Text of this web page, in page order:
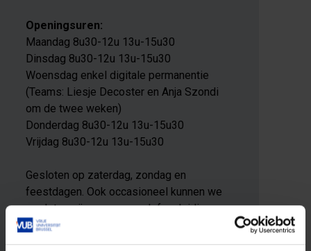
Openingsuren:
Maandag 8u30-12u 13u-15u30
Dinsdag 8u30-12u 13u-15u30
Woensdag enkel digitale permanentie
(Teams: Liesje Decoster en Anja Szondi
om de twee weken)
Donderdag 8u30-12u 13u-15u30
Vrijdag 8u30-12u 13u-15u30
Gesloten op zaterdag, zondag en
feestdagen. Ook occasioneel kunnen we
gesloten zijn wegens verlof, opleidingen,
…